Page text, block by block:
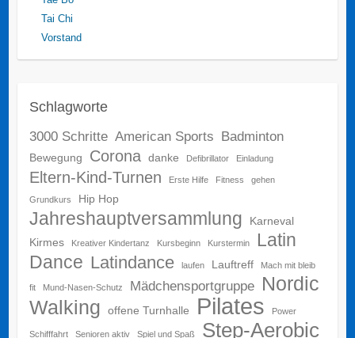
Tai Chi
Vorstand
Schlagworte
3000 Schritte American Sports Badminton
Bewegung Corona danke Defibrillator Einladung
Eltern-Kind-Turnen Erste Hilfe Fitness gehen
Grundkurs Hip Hop
Jahreshauptversammlung
Karneval
Kirmes
Kreativer Kindertanz Kursbeginn Kurstermin
Latin
Dance Latindance laufen Lauftreff Mach mit bleib
fit Mund-Nasen-Schutz Mädchensportgruppe Nordic
Walking
offene Turnhalle Pilates Power
Schifffahrt Senioren aktiv Spiel und Spaß Step-Aerobic